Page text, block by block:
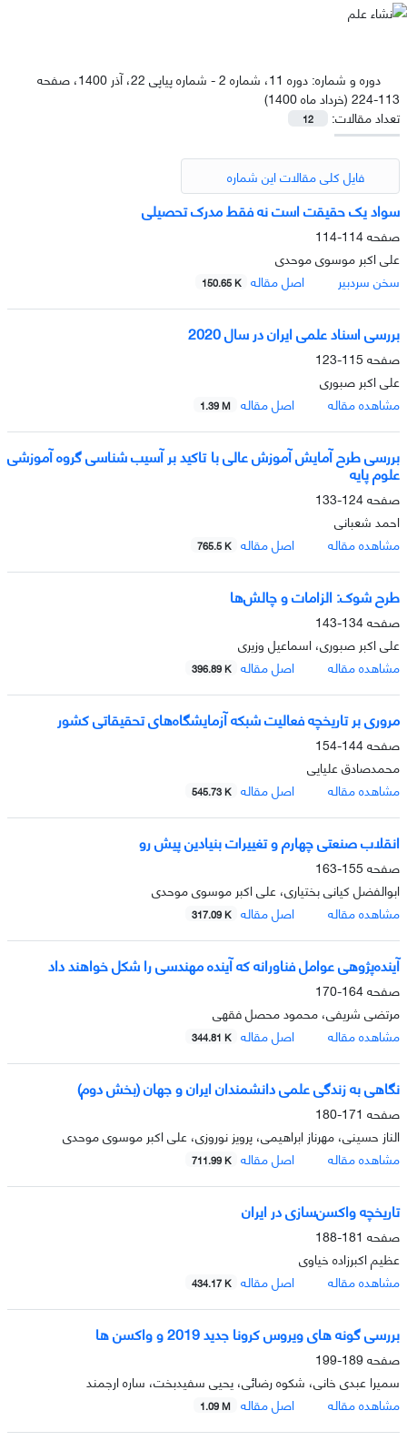
دوره و شماره:
دوره 11، شماره 2 - شماره پیاپی 22، آذر 1400، صفحه
113-224 (خرداد ماه 1400)
تعداد مقالات:
12
فایل کلی مقالات این شماره
سواد یک حقیقت است نه فقط مدرک تحصیلی
صفحه114-114
علی اکبر موسوی موحدی
سخن سردبیر
اصل مقاله 150.65 K
بررسی اسناد علمی ایران در سال 2020
صفحه 115-123
علی اکبر صبوری
مشاهده مقاله
اصل مقاله 1.39 M
بررسی طرح آمایش آموزش عالی با تاکید بر آسیب شناسی گروه آموزشی
علوم پایه
صفحه124-133
احمد شعبانی
مشاهده مقاله
اصل مقاله 765.5 K
طرح شوک: الزامات و چالش‌ها
صفحه134-143
علی اکبر صبوری، اسماعیل وزیری
مشاهده مقاله
اصل مقاله 396.89 K
مروری بر تاریخچه فعالیت شبکه آزمایشگاه‌های تحقیقاتی کشور
صفحه144-154
محمدصادق علیایی
مشاهده مقاله
اصل مقاله 545.73 K
انقلاب صنعتی چهارم و تغییرات بنیادین پیش رو
صفحه 155-163
ابوالفضل کیانی بختیاری، علی اکبر موسوی موحدی
مشاهده مقاله
اصل مقاله 317.09 K
آینده‌پژوهی عوامل فناورانه که آینده مهندسی را شکل خواهند داد
صفحه164-170
مرتضی شریفی، محمود محصل فقهی
مشاهده مقاله
اصل مقاله 344.81 K
نگاهی به زندگی علمی دانشمندان ایران و جهان (بخش دوم)
صفحه 171-180
الناز حسینی، مهرناز ابراهیمی، پرویز نوروزی، علی اکبر موسوی موحدی
مشاهده مقاله
اصل مقاله 711.99 K
تاریخچه واکسن‌سازی در ایران
صفحه 181-188
عظیم اکبرزاده خیاوی
مشاهده مقاله
اصل مقاله 434.17 K
بررسی گونه های ویروس کرونا جدید 2019 و واکسن ها
صفحه189-199
سمیرا عبدی خانی، شکوه رضائی، یحیی سفیدبخت، ساره ارجمند
مشاهده مقاله
اصل مقاله 1.09 M